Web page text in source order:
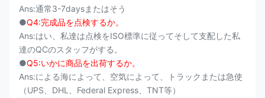
Ans:通常3-7daysまたはそう
●Q4:完成品を点検するか。
Ans:はい、私達は点検をISO標準に従ってそして支配した私
達のQCのスタッフがする。
●Q5:いかに商品を出荷するか。
Ans:による海によって、空気によって、トラックまたは急使
（UPS、DHL、Federal Express、TNT等）